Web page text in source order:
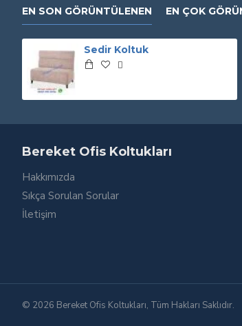
EN SON GÖRÜNTÜLENEN EN ÇOK
Sedir Koltuk
Bereket Ofis Koltukları
Hakkımızda
Sıkça Sorulan Sorular
İletişim
© 2026 Bereket Ofis Koltukları, Tüm Hakları Saklıdır.